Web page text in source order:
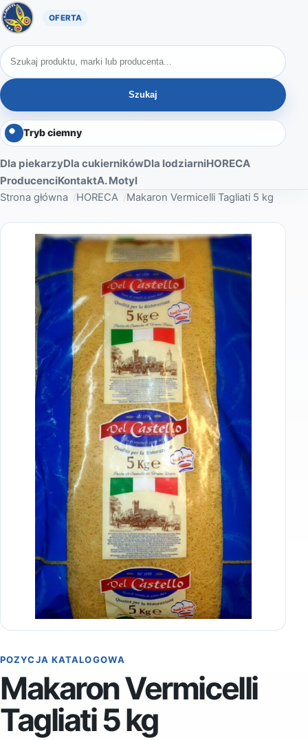
Oferta A. Motyl
Szukaj produktów
Szukaj
Tryb ciemny
Dla piekarzyDla cukiernikówDla lodziarniHORECA
ProducenciKontaktA. Motyl
Strona główna HORECA Makaron Vermicelli Tagliati 5 kg
POZYCJA KATALOGOWA
Makaron Vermicelli
Tagliati 5 kg